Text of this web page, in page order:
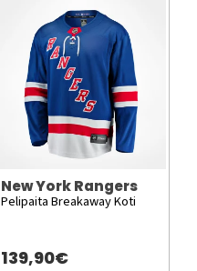
New York Rangers
Pelipaita Breakaway Koti
139,90€